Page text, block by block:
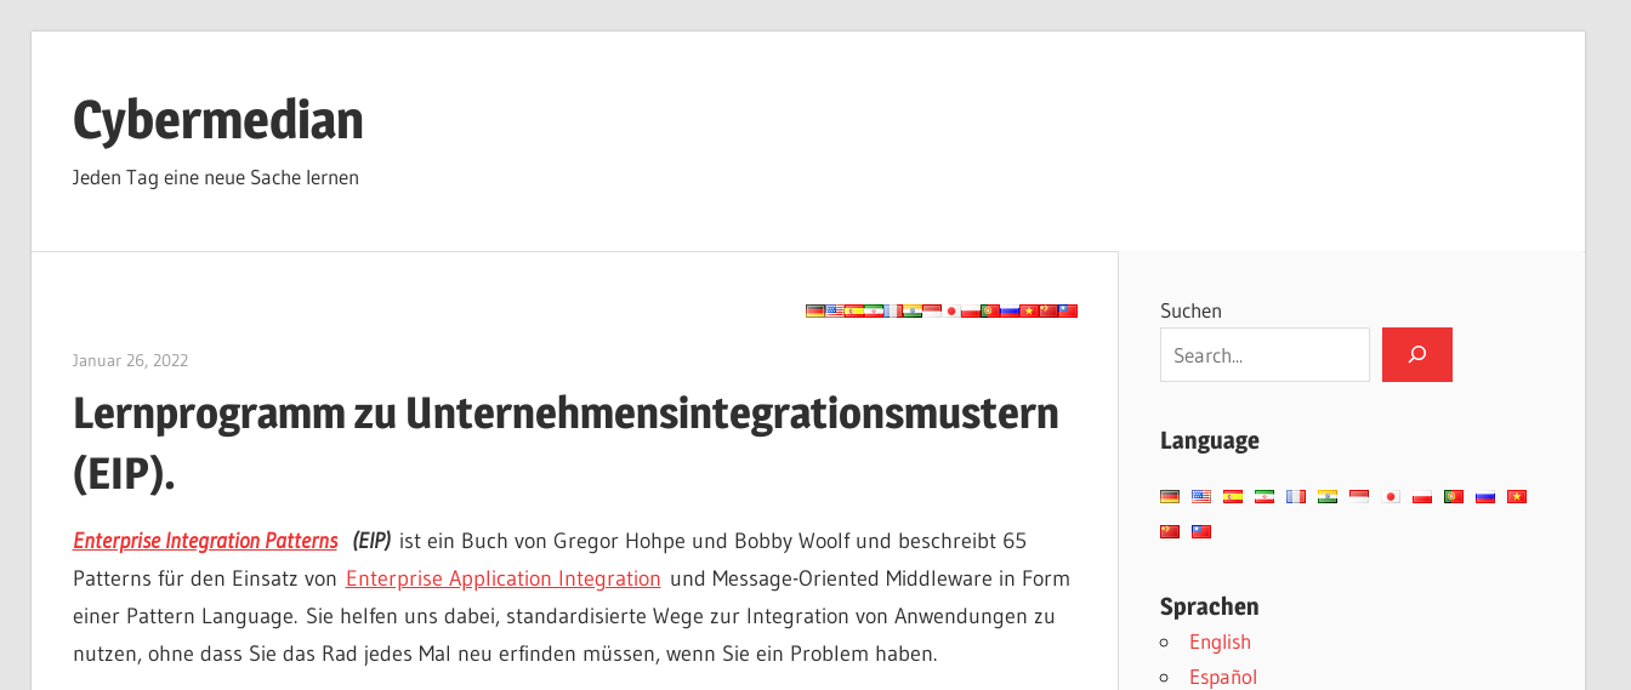
springenCybermedian
Jeden Tag eine neue Sache lernen
Januar 26, 2022vpadmin
Lernprogramm zu Unternehmensintegrationsmustern
(EIP).
Enterprise Integration Patterns(EIP)ist ein Buch von Gregor Hohpe und Bobby Woolf und beschreibt 65
Patterns für den Einsatz von Enterprise Application Integration und Message-Oriented Middleware in Form
einer Pattern Language. Sie helfen uns dabei, standardisierte Wege zur Integration von Anwendungen zu
nutzen, ohne dass Sie das Rad jedes Mal neu erfinden müssen, wenn Sie ein Problem haben.
Suchen
Language
Sprachen
English
Español